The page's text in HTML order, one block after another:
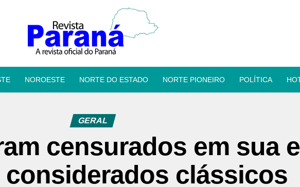
NOROESTE NORTE DO ESTADO NORTE PIONEIRO POLÍTICA
GERAL
censurados em sua
considerados clássicos